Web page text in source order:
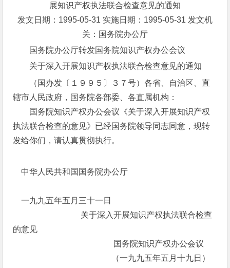
展知识产权执法联合检查意见的通知
发文日期：1995-05-31 实施日期：1995-05-31 发文机
关：国务院办公厅
国务院办公厅转发国务院知识产权办公会议
关于深入开展知识产权执法联合检查意见的通知
（国办发〔１９９５〕３７号）各省、自治区、直
辖市人民政府，国务院各部委、各直属机构：
国务院知识产权办公会议《关于深入开展知识产权
执法联合检查的意见》已经国务院领导同志同意，现转
发给你们，请认真贯彻执行。
中华人民共和国国务院办公厅
一九九五年五月三十一日
关于深入开展知识产权执法联合检查
的意见
国务院知识产权办公会议
（一九九五年五月十九日）